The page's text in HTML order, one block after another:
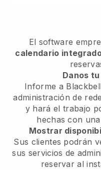
El software
calendario
Danos
Informe a
administración de
y hará el trabajo
hechas con
Mostrar
Sus clientes podrán
sus servicios de
reservar al